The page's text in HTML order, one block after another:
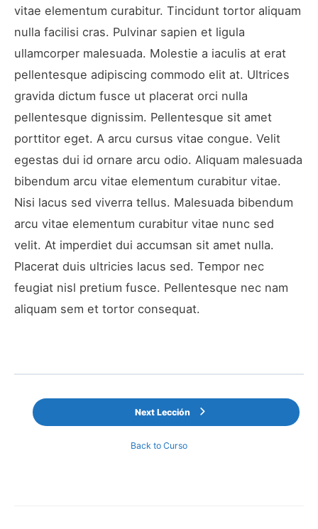
vitae elementum curabitur. Tincidunt tortor aliquam
nulla facilisi cras. Pulvinar sapien et ligula
ullamcorper malesuada. Molestie a iaculis at erat
pellentesque adipiscing commodo elit at. Ultrices
gravida dictum fusce ut placerat orci nulla
pellentesque dignissim. Pellentesque sit amet
porttitor eget. A arcu cursus vitae congue. Velit
egestas dui id ornare arcu odio. Aliquam malesuada
bibendum arcu vitae elementum curabitur vitae.
Nisi lacus sed viverra tellus. Malesuada bibendum
arcu vitae elementum curabitur vitae nunc sed
velit. At imperdiet dui accumsan sit amet nulla.
Placerat duis ultricies lacus sed. Tempor nec
feugiat nisl pretium fusce. Pellentesque nec nam
aliquam sem et tortor consequat.
Back to Curso
Next Lección